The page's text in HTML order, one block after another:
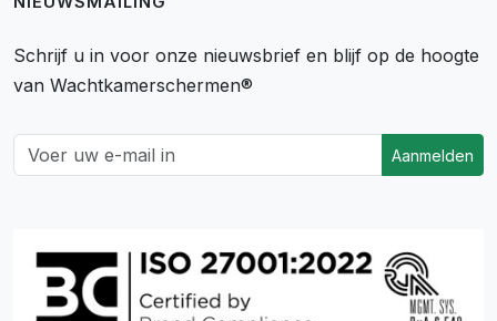
Schrijf u in voor onze nieuwsbrief en blijf op de hoogte
van Wachtkamerschermen®
Aanmelden